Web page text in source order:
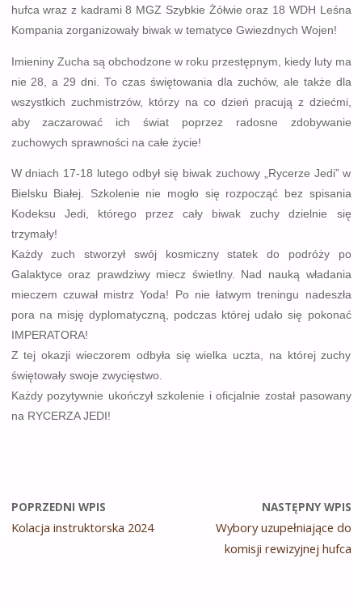
hufca wraz z kadrami 8 MGZ Szybkie Żółwie oraz 18 WDH Leśna
Kompania zorganizowały biwak w tematyce Gwiezdnych Wojen!
Imieniny Zucha są obchodzone w roku przestępnym, kiedy luty ma
nie 28, a 29 dni.To czas świętowania dla zuchów, ale także dla
wszystkich zuchmistrzów, którzy na co dzień pracują z dziećmi,
aby zaczarować ich świat poprzez radosne zdobywanie
zuchowych sprawności na całe życie!
W dniach 17-18 lutego odbył się biwak zuchowy „Rycerze Jedi” w
Bielsku Białej. Szkolenie nie mogło się rozpocząć bez spisania
Kodeksu Jedi, którego przez cały biwak zuchy dzielnie się
trzymały!
Każdy zuch stworzył swój kosmiczny statek do podróży po
Galaktyce oraz prawdziwy miecz świetlny. Nad nauką władania
mieczem czuwał mistrz Yoda! Po nie łatwym treningu nadeszła
pora na misję dyplomatyczną, podczas której udało się pokonać
IMPERATORA!
Z tej okazji wieczorem odbyła się wielka uczta, na której zuchy
świętowały swoje zwycięstwo.
Każdy pozytywnie ukończył szkolenie i oficjalnie został pasowany
na RYCERZA JEDI!
POPRZEDNI WPIS
Kolacja instruktorska 2024
NASTĘPNY WPIS
Wybory uzupełniające do
komisji rewizyjnej hufca